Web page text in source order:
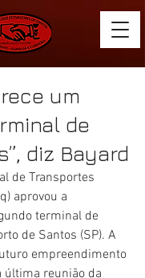
um
de
diz Bayard
de Transportes
aprovou a
terminal de
de Santos (SP). A
empreendimento
última reunião da